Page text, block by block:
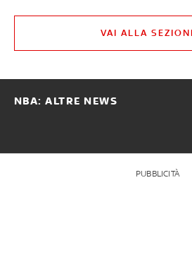
VAI ALLA
NBA: ALTRE NEWS
PUBBLICITÀ